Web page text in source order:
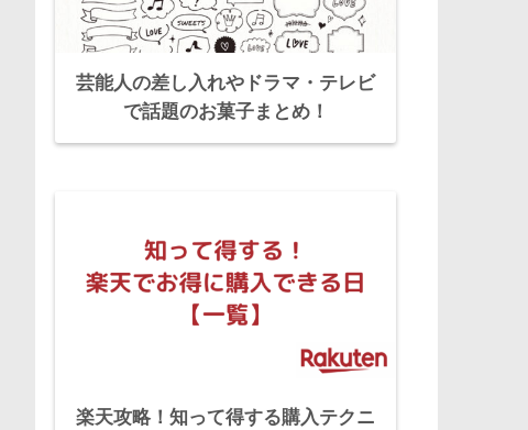
芸能人の差し入れやドラマ・テレビ
で話題のお菓子まとめ！
楽天攻略！知って得する購入テクニ